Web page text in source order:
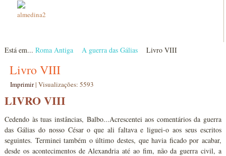
Está em...Roma Antiga A guerra das Gálias Livro VIII
Livro VIII
Imprimir|Visualizações: 5593
LIVRO VIII
Cedendo às tuas instâncias, Balbo...Acrescentei aos comentários da guerra
das Gálias do nosso César o que ali faltava e liguei-o aos seus escritos
seguintes. Terminei também o último destes, que havia ficado por acabar,
desde os acontecimentos de Alexandria até ao fim, não da guerra civil, a